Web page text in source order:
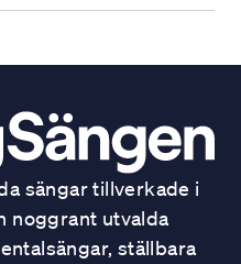
sängar tillverkade i
noggrant utvalda
ställbara